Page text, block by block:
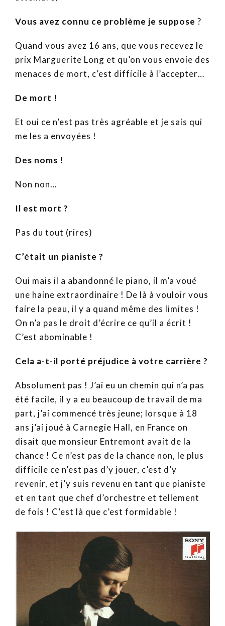
Vous avez connu ce problème je suppose ?
Quand vous avez 16 ans, que vous recevez le
prix Marguerite Long et qu’on vous envoie des
menaces de mort, c’est difficile à l’accepter…
De mort !
Et oui ce n’est pas très agréable et je sais qui
me les a envoyées !
Des noms !
Non non…
Il est mort ?
Pas du tout (rires)
C’était un pianiste ?
Oui mais il a abandonné le piano, il m’a voué
une haine extraordinaire ! De là à vouloir vous
faire la peau, il y a quand même des limites !
On n’a pas le droit d’écrire ce qu’il a écrit !
C’est abominable !
Cela a-t-il porté préjudice à votre carrière ?
Absolument pas ! J’ai eu un chemin qui n’a pas
été facile, il y a eu beaucoup de travail de ma
part, j’ai commencé très jeune; lorsque à 18
ans j’ai joué à Carnegie Hall, en France on
disait que monsieur Entremont avait de la
chance ! Ce n’est pas de la chance non, le plus
difficile ce n’est pas d’y jouer, c’est d’y
revenir, et j’y suis revenu en tant que pianiste
et en tant que chef d’orchestre et tellement
de fois ! C’est là que c’est formidable !